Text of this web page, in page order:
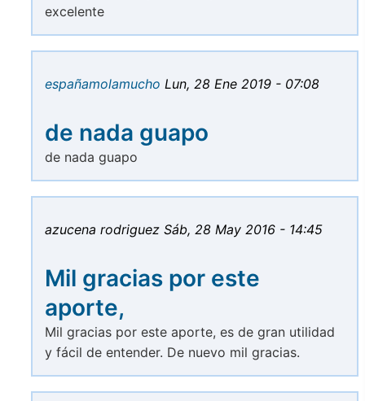
excelente
españamolamucho Lun, 28 Ene 2019 - 07:08
de nada guapo
de nada guapo
azucena rodriguez Sáb, 28 May 2016 - 14:45
Mil gracias por este
aporte,
Mil gracias por este aporte, es de gran utilidad
y fácil de entender. De nuevo mil gracias.